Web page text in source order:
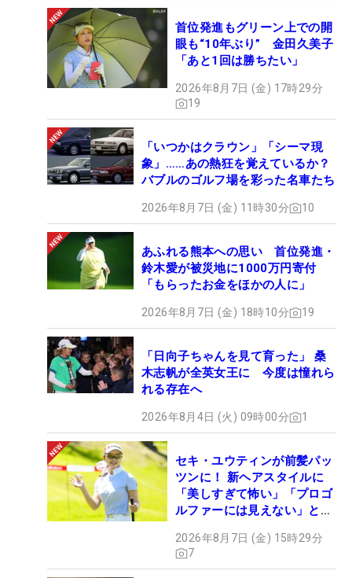
首位発進もグリーン上での開
眼も“10年ぶり” 金田久美子
「あと1回は勝ちたい」
2026年8月7日 (金) 17時29分
19
「いつかはクラウン」「シーマ現
象」……あの熱狂を覚えているか？
バブルのゴルフ場を彩った名車たち
2026年8月7日 (金) 11時30分 10
あふれる熊本への思い 首位発進・
鈴木愛が被災地に1000万円寄付
「もらったお金をほかの人に」
2026年8月7日 (金) 18時10分 19
「日向子ちゃんを見て育った」 桑
木志帆が全英女王に 今度は憧れら
れる存在へ
2026年8月4日 (火) 09時00分 1
セキ・ユウティンが前髪パッ
ツンに！ 新ヘアスタイルに
「美しすぎて怖い」「プロゴ
ルファーには見えない」とコ
2026年8月7日 (金) 15時29分
7